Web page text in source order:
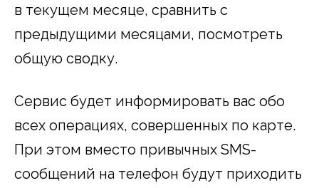
в текущем месяце, сравнить с
предыдущими месяцами, посмотреть
общую сводку.
Сервис будет информировать вас обо
всех операциях, совершенных по карте.
При этом вместо привычных SMS-
сообщений на телефон будут приходить